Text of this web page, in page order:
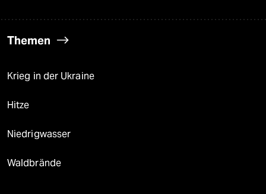
Themen
Krieg in der Ukraine
Hitze
Niedrigwasser
Waldbrände